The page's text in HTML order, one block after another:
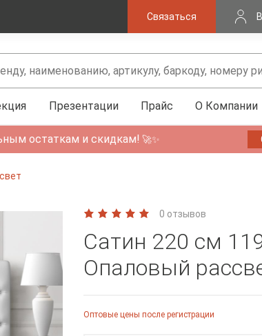
Связаться
Презентации Прайс О Компании
остаткам и скидкам! 🚀✨
0 отзывов
Сатин 220 см
Опаловый
Оптовые цены после регистрации